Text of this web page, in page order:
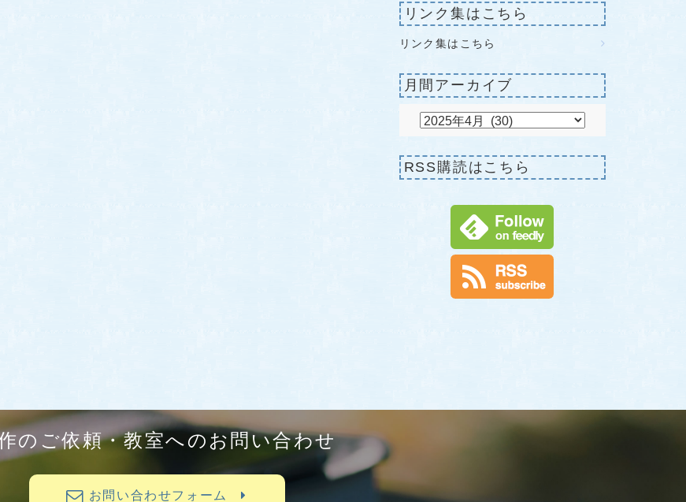
リンク集はこちら
リンク集はこちら
月間アーカイブ
RSS購読はこちら
のご依頼・教室へのお問い合わせ
お問い合わせフォーム